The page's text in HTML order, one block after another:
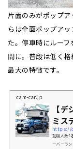
片面のみがポップ
らは全面ポップア
た。停車時にルー
間に。普段は低く
最大の特徴です。
cam-car.jp
【
ミス
https://
就寝人数4
ーバーラン